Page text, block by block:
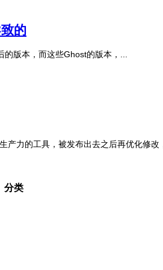
的
版本，而这些Ghost的版本，...
力的工具，被发布出去之后再优化修改
分类